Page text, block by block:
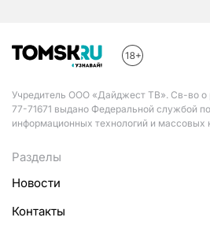
Учредитель ООО «Дайджест ТВ». Св-во
77-71671 выдано Федеральной службой
информационных технологий и массовых
Разделы
Новости
Контакты